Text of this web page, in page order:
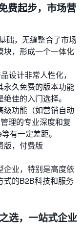
费起步，市场营
础，无缝整合了市场
块，形成一个一体化
设计非常人性化，
永久免费的版本功能
佳的入门选择。
级功能（如营销自动
理的专业深度和复
有一定差距。
版，付费版
企业，特别是高度依
式的B2B科技和服务
选，一站式企业